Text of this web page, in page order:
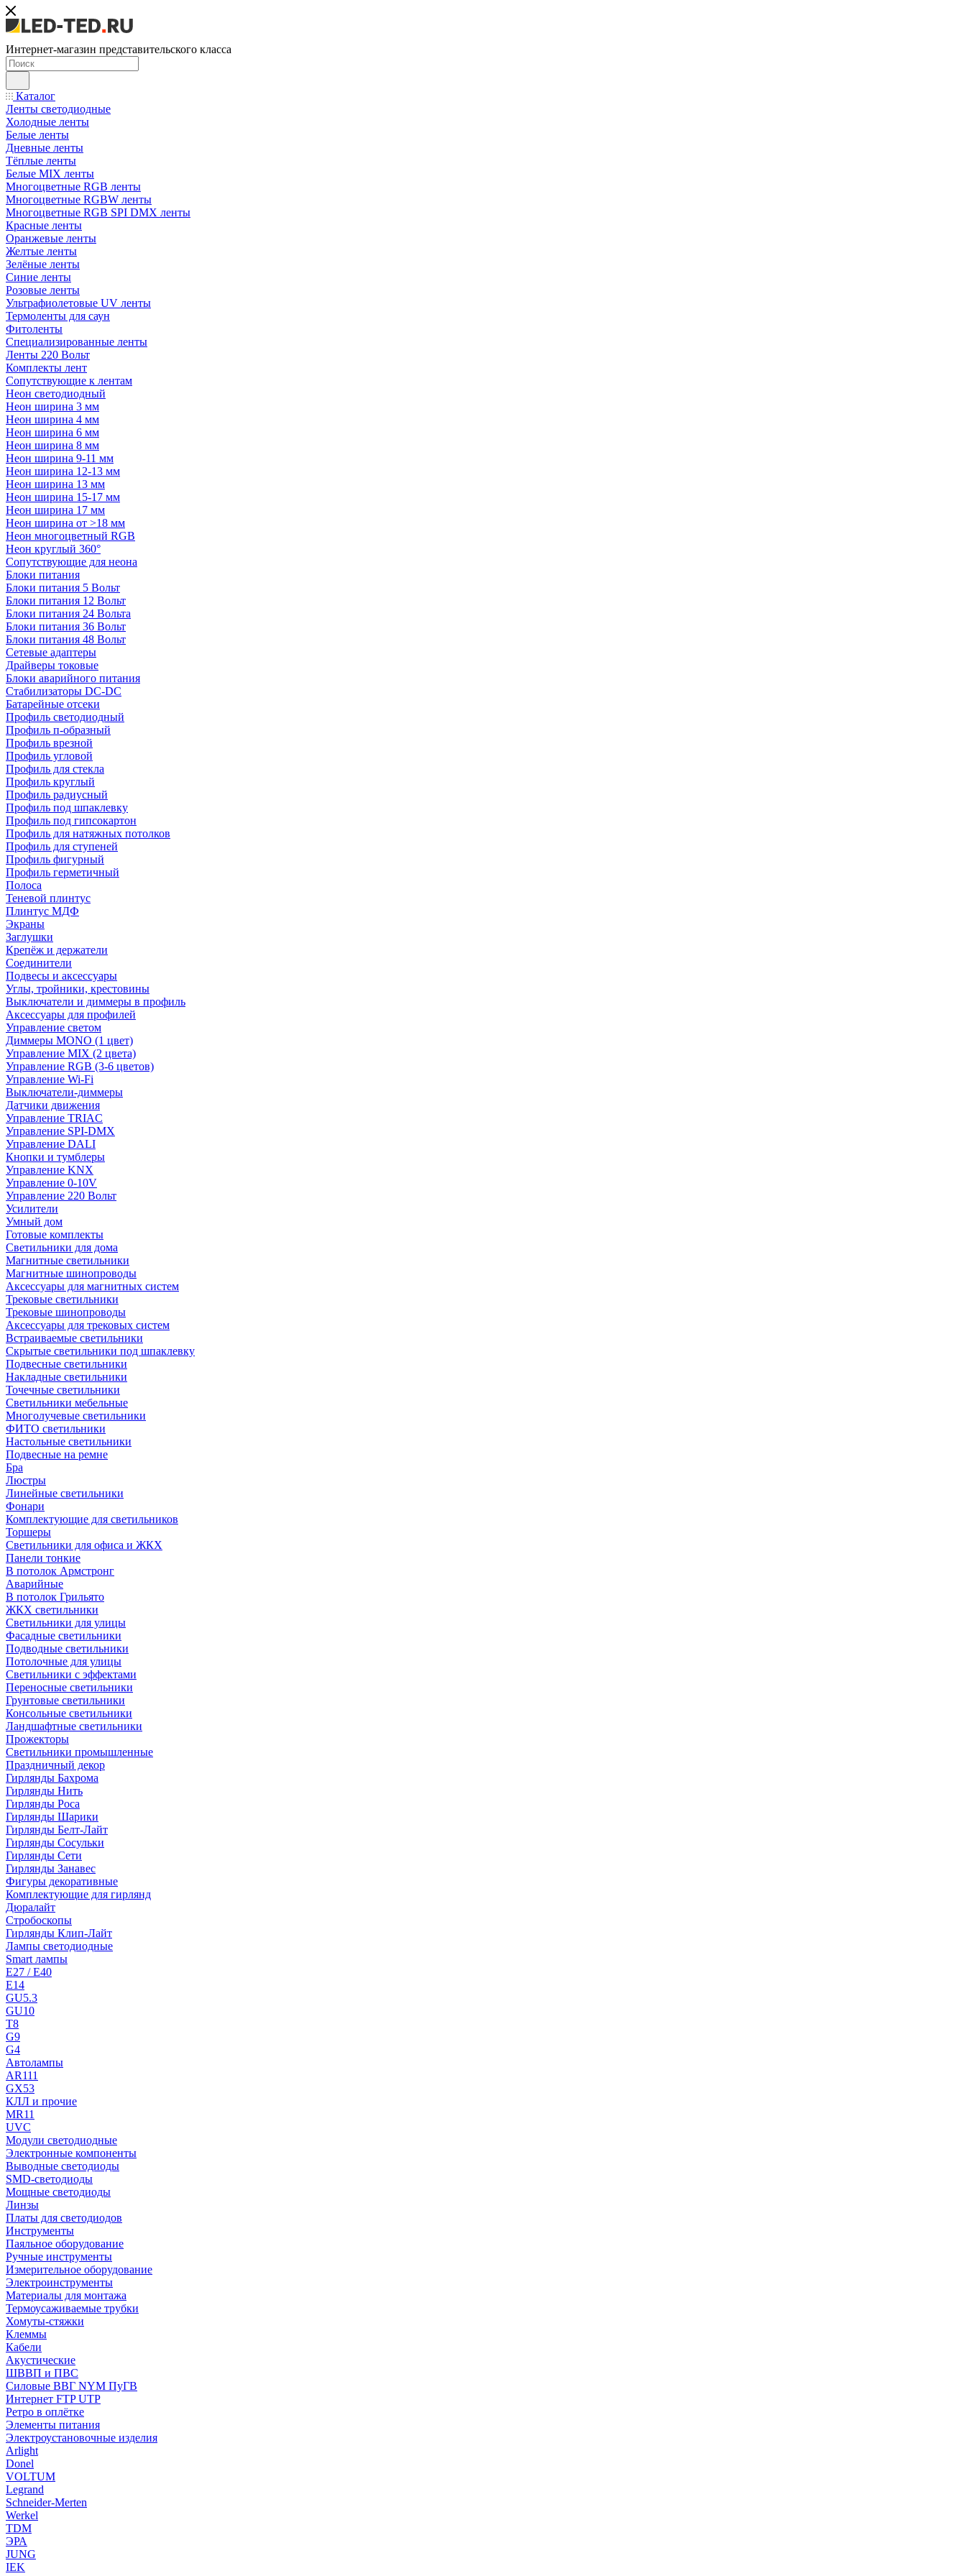
Интернет-магазин представительского класса
Каталог
Ленты светодиодные
Холодные ленты
Белые ленты
Дневные ленты
Тёплые ленты
Белые MIX ленты
Многоцветные RGB ленты
Многоцветные RGBW ленты
Многоцветные RGB SPI DMX ленты
Красные ленты
Оранжевые ленты
Желтые ленты
Зелёные ленты
Синие ленты
Розовые ленты
Ультрафиолетовые UV ленты
Термоленты для саун
Фитоленты
Специализированные ленты
Ленты 220 Вольт
Комплекты лент
Сопутствующие к лентам
Неон светодиодный
Неон ширина 3 мм
Неон ширина 4 мм
Неон ширина 6 мм
Неон ширина 8 мм
Неон ширина 9-11 мм
Неон ширина 12-13 мм
Неон ширина 13 мм
Неон ширина 15-17 мм
Неон ширина 17 мм
Неон ширина от >18 мм
Неон многоцветный RGB
Неон круглый 360°
Сопутствующие для неона
Блоки питания
Блоки питания 5 Вольт
Блоки питания 12 Вольт
Блоки питания 24 Вольта
Блоки питания 36 Вольт
Блоки питания 48 Вольт
Сетевые адаптеры
Драйверы токовые
Блоки аварийного питания
Стабилизаторы DC-DC
Батарейные отсеки
Профиль светодиодный
Профиль п-образный
Профиль врезной
Профиль угловой
Профиль для стекла
Профиль круглый
Профиль радиусный
Профиль под шпаклевку
Профиль под гипсокартон
Профиль для натяжных потолков
Профиль для ступеней
Профиль фигурный
Профиль герметичный
Полоса
Теневой плинтус
Плинтус МДФ
Экраны
Заглушки
Крепёж и держатели
Соединители
Подвесы и аксессуары
Углы, тройники, крестовины
Выключатели и диммеры в профиль
Аксессуары для профилей
Управление светом
Диммеры MONO (1 цвет)
Управление MIX (2 цвета)
Управление RGB (3-6 цветов)
Управление Wi-Fi
Выключатели-диммеры
Датчики движения
Управление TRIAC
Управление SPI-DMX
Управление DALI
Кнопки и тумблеры
Управление KNX
Управление 0-10V
Управление 220 Вольт
Усилители
Умный дом
Готовые комплекты
Светильники для дома
Магнитные светильники
Магнитные шинопроводы
Аксессуары для магнитных систем
Трековые светильники
Трековые шинопроводы
Аксессуары для трековых систем
Встраиваемые светильники
Скрытые светильники под шпаклевку
Подвесные светильники
Накладные светильники
Точечные светильники
Светильники мебельные
Многолучевые светильники
ФИТО светильники
Настольные светильники
Подвесные на ремне
Бра
Люстры
Линейные светильники
Фонари
Комплектующие для светильников
Торшеры
Светильники для офиса и ЖКХ
Панели тонкие
В потолок Армстронг
Аварийные
В потолок Грильято
ЖКХ светильники
Светильники для улицы
Фасадные светильники
Подводные светильники
Потолочные для улицы
Светильники с эффектами
Переносные светильники
Грунтовые светильники
Консольные светильники
Ландшафтные светильники
Прожекторы
Светильники промышленные
Праздничный декор
Гирлянды Бахрома
Гирлянды Нить
Гирлянды Роса
Гирлянды Шарики
Гирлянды Белт-Лайт
Гирлянды Сосульки
Гирлянды Сети
Гирлянды Занавес
Фигуры декоративные
Комплектующие для гирлянд
Дюралайт
Стробоскопы
Гирлянды Клип-Лайт
Лампы светодиодные
Smart лампы
E27 / E40
E14
GU5.3
GU10
T8
G9
G4
Автолампы
AR111
GX53
КЛЛ и прочие
MR11
UVC
Модули светодиодные
Электронные компоненты
Выводные светодиоды
SMD-светодиоды
Мощные светодиоды
Линзы
Платы для светодиодов
Инструменты
Паяльное оборудование
Ручные инструменты
Измерительное оборудование
Электроинструменты
Материалы для монтажа
Термоусаживаемые трубки
Хомуты-стяжки
Клеммы
Кабели
Акустические
ШВВП и ПВС
Силовые ВВГ NYM ПуГВ
Интернет FTP UTP
Ретро в оплётке
Элементы питания
Электроустановочные изделия
Arlight
Donel
VOLTUM
Legrand
Schneider-Merten
Werkel
TDM
ЭРА
JUNG
IEK